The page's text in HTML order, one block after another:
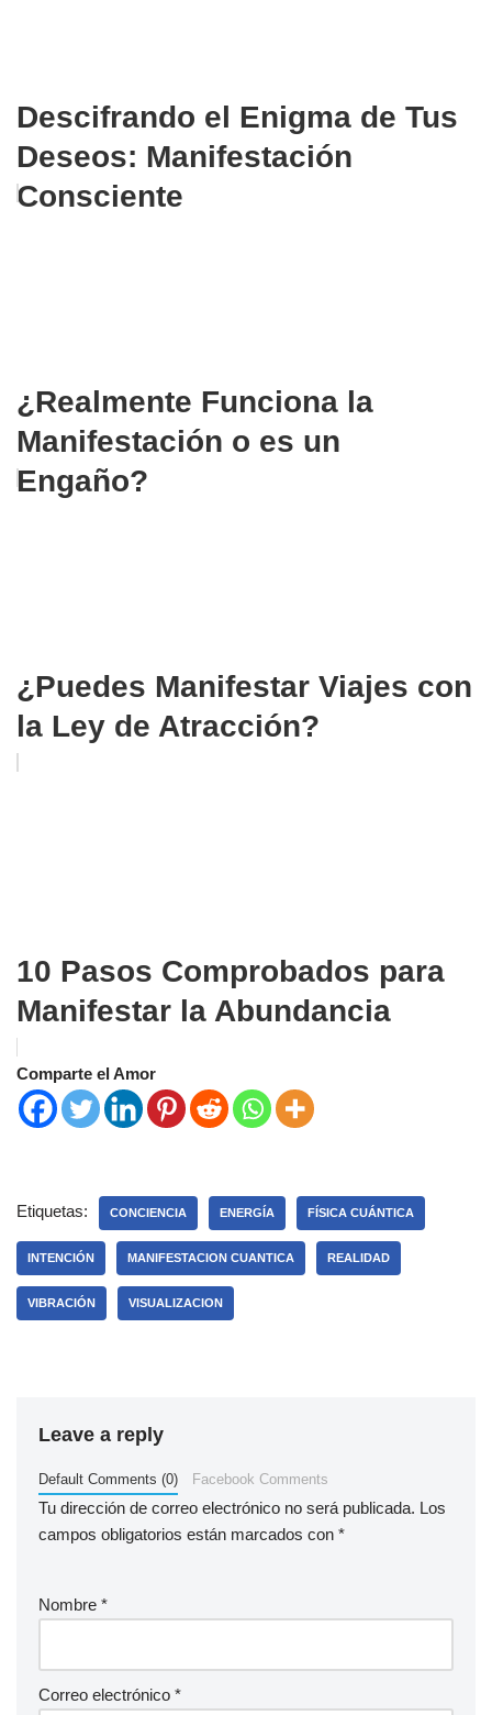
Descifrando el Enigma de Tus
Deseos: Manifestación
Consciente
¿Realmente Funciona la
Manifestación o es un
Engaño?
¿Puedes Manifestar Viajes con
la Ley de Atracción?
10 Pasos Comprobados para
Manifestar la Abundancia
Comparte el Amor
Etiquetas: CONCIENCIA ENERGÍA FÍSICA CUÁNTICA
INTENCIÓN MANIFESTACION CUANTICA REALIDAD
VIBRACIÓN VISUALIZACION
Leave a reply
Default Comments (0) Facebook Comments
Tu dirección de correo electrónico no será publicada. Los
campos obligatorios están marcados con *
Nombre *
Correo electrónico *